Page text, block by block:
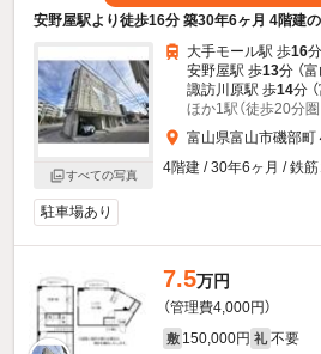
安野屋駅より徒歩16分 築30年6ヶ月 4階建
すべての写真
大手モール駅 歩16
安野屋駅 歩13分 （
諏訪川原駅 歩14分
ほか1駅（徒歩20分圏
富山県富山市磯部町
4階建 / 30年6ヶ月 / 鉄筋
駐車場あり
7.5万円
（管理費4,000円）
敷 150,000円 礼 不要